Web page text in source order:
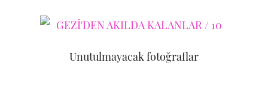
Unutulmayacak fotoğraflar